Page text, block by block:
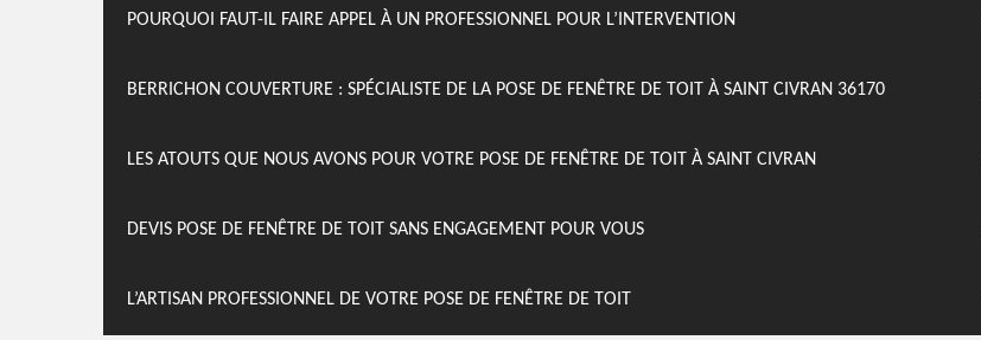
POURQUOI FAUT-IL FAIRE APPEL À UN PROFESSIONNEL POUR L’INTERVENTION
BERRICHON COUVERTURE : SPÉCIALISTE DE LA POSE DE FENÊTRE DE TOIT À SAINT CIVRAN 36170
LES ATOUTS QUE NOUS AVONS POUR VOTRE POSE DE FENÊTRE DE TOIT À SAINT CIVRAN
DEVIS POSE DE FENÊTRE DE TOIT SANS ENGAGEMENT POUR VOUS
L’ARTISAN PROFESSIONNEL DE VOTRE POSE DE FENÊTRE DE TOIT